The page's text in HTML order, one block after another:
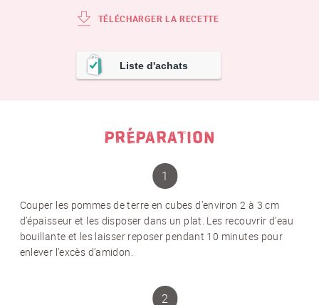
TÉLÉCHARGER LA RECETTE
Liste d'achats
PRÉPARATION
Couper les pommes de terre en cubes d’environ 2 à 3 cm
d’épaisseur et les disposer dans un plat. Les recouvrir d’eau
bouillante et les laisser reposer pendant 10 minutes pour
enlever l’excès d’amidon.